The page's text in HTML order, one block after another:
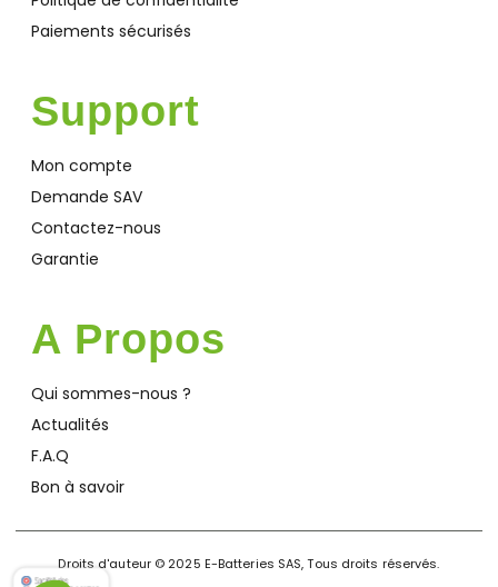
Paiements sécurisés
Support
Mon compte
Demande SAV
Contactez-nous
Garantie
A Propos
Qui sommes-nous ?
Actualités
F.A.Q
Bon à savoir
Droits d'auteur © 2025 E-Batteries SAS, Tous droits réservés.